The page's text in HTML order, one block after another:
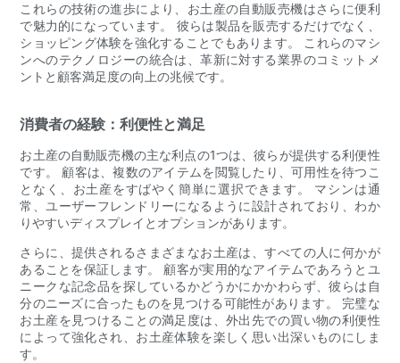
これらの技術の進歩により、お土産の自動販売機はさらに便利
で魅力的になっています。 彼らは製品を販売するだけでなく、
ショッピング体験を強化することでもあります。 これらのマシ
ンへのテクノロジーの統合は、革新に対する業界のコミットメ
ントと顧客満足度の向上の兆候です。
消費者の経験：利便性と満足
お土産の自動販売機の主な利点の1つは、彼らが提供する利便性
です。 顧客は、複数のアイテムを閲覧したり、可用性を待つこ
となく、お土産をすばやく簡単に選択できます。 マシンは通
常、ユーザーフレンドリーになるように設計されており、わか
りやすいディスプレイとオプションがあります。
さらに、提供されるさまざまなお土産は、すべての人に何かが
あることを保証します。 顧客が実用的なアイテムであろうとユ
ニークな記念品を探しているかどうかにかかわらず、彼らは自
分のニーズに合ったものを見つける可能性があります。 完璧な
お土産を見つけることの満足度は、外出先での買い物の利便性
によって強化され、お土産体験を楽しく思い出深いものにしま
す。